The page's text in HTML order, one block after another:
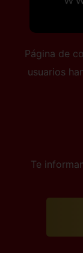
Página de
usuarios
Te